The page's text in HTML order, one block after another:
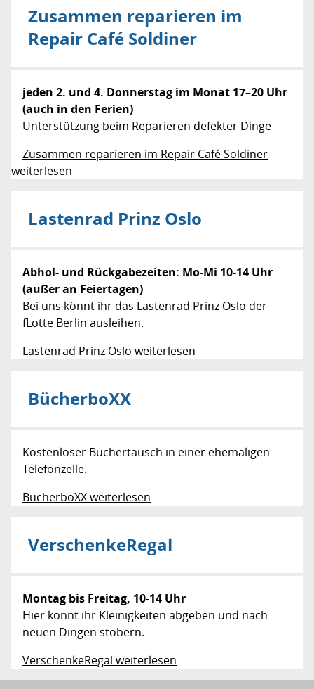
Zusammen reparieren im
Repair Café Soldiner
jeden 2. und 4. Donnerstag im Monat 17–20 Uhr
(auch in den Ferien)
Unterstützung beim Reparieren defekter Dinge
Zusammen reparieren im Repair Café Soldiner
weiterlesen
Lastenrad Prinz Oslo
Abhol- und Rückgabezeiten: Mo-Mi 10-14 Uhr
(außer an Feiertagen)
Bei uns könnt ihr das Lastenrad Prinz Oslo der
fLotte Berlin ausleihen.
Lastenrad Prinz Oslo weiterlesen
BücherboXX
Kostenloser Büchertausch in einer ehemaligen
Telefonzelle.
BücherboXX weiterlesen
VerschenkeRegal
Montag bis Freitag, 10-14 Uhr
Hier könnt ihr Kleinigkeiten abgeben und nach
neuen Dingen stöbern.
VerschenkeRegal weiterlesen